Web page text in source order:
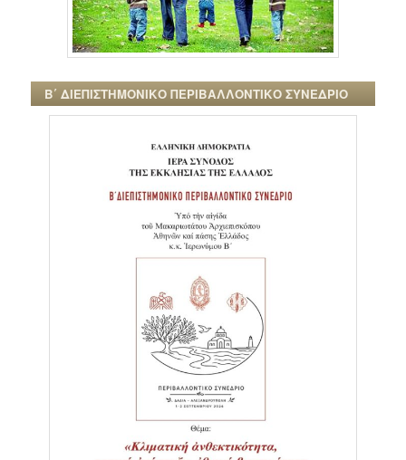
Β΄ ΔΙΕΠΙΣΤΗΜΟΝΙΚΟ ΠΕΡΙΒΑΛΛΟΝΤΙΚΟ ΣΥΝΕΔΡΙΟ